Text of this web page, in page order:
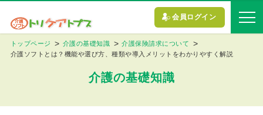
会員ログイン
トップページ 介護の基礎知識
介護保険請求について
介護ソフトとは？機能や選び方、種類や導入メリットをわかりやすく解説
介護の基礎知識